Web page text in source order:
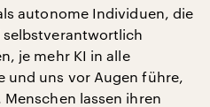
autonome Individuen, die
je mehr KI in alle
und uns vor Augen führe,
lassen ihren